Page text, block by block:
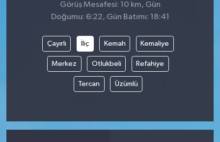
Görüş Mesafesi: 10 km, Gün
Doğumu: 6:22, Gün Batımı: 18:41
Çayırlı İliç Kemah Kemaliye
Merkez Otlukbeli Refahiye
Tercan Üzümlü